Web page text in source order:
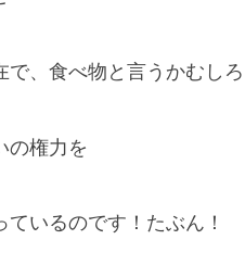
で、食べ物と言うかむしろ
の権力を
いるのです！たぶん！